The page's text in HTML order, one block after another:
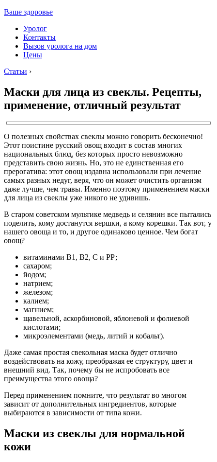
Ваше здоровье
Уролог
Контакты
Вызов уролога на дом
Цены
Статьи ›
Маски для лица из свеклы. Рецепты,
применение, отличный результат
О полезных свойствах свеклы можно говорить бесконечно!
Этот поистине русский овощ входит в состав многих
национальных блюд, без которых просто невозможно
представить свою жизнь. Но, это не единственная его
прерогатива: этот овощ издавна использовали при лечение
самых разных недуг, веря, что он может очистить организм
даже лучше, чем травы. Именно поэтому применением маски
для лица из свеклы уже никого не удивишь.
В старом советском мультике медведь и селянин все пытались
поделить, кому достанутся вершки, а кому корешки. Так вот, у
нашего овоща и то, и другое одинаково ценное. Чем богат
овощ?
витаминами В1, В2, С и РР;
сахаром;
йодом;
натрием;
железом;
калием;
магнием;
щавельной, аскорбиновой, яблоневой и фолиевой
кислотами;
микроэлементами (медь, литий и кобальт).
Даже самая простая свекольная маска будет отлично
воздействовать на кожу, преображая ее структуру, цвет и
внешний вид. Так, почему бы не испробовать все
преимущества этого овоща?
Перед применением помните, что результат во многом
зависит от дополнительных ингредиентов, которые
выбираются в зависимости от типа кожи.
Маски из свеклы для нормальной
кожи